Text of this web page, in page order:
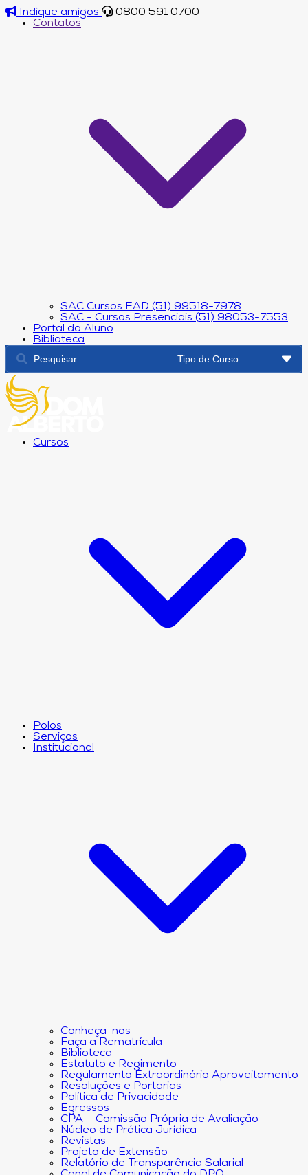
Indique amigos
0800 591 0700
Contatos
SAC Cursos EAD (51) 99518-7978
SAC - Cursos Presenciais (51) 98053-7553
Portal do Aluno
Biblioteca
Cursos
Polos
Serviços
Institucional
Conheça-nos
Faça a Rematrícula
Biblioteca
Estatuto e Regimento
Regulamento Extraordinário Aproveitamento
Resoluções e Portarias
Política de Privacidade
Egressos
CPA – Comissão Própria de Avaliação
Núcleo de Prática Jurídica
Revistas
Projeto de Extensão
Relatório de Transparência Salarial